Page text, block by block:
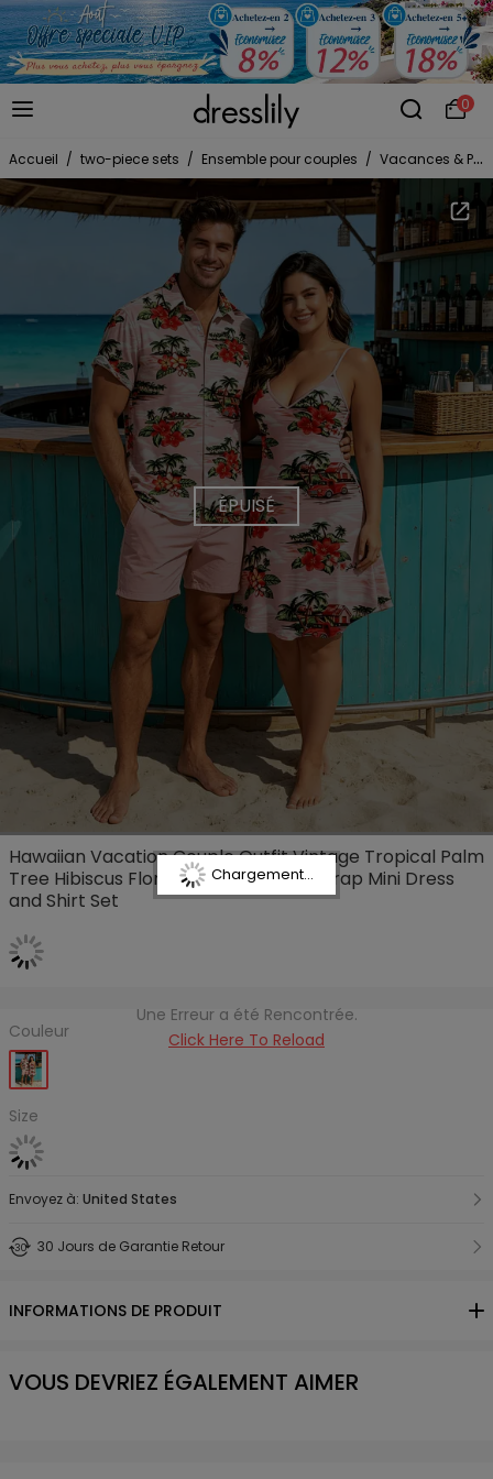
0
Accueil / two-piece sets / Ensemble pour couples / Vacances & Plage
ÉPUISÉ
Hawaiian Vacation Couple Outfit Vintage Tropical Palm
Tree Hibiscus Floral Print Spaghetti Strap Mini Dress
and Shirt Set
Couleur
Size
Une Erreur a été Rencontrée.
Click Here To Reload
Envoyez à: United States
30 Jours de Garantie Retour
INFORMATIONS DE PRODUIT
VOUS DEVRIEZ ÉGALEMENT AIMER
Chargement...